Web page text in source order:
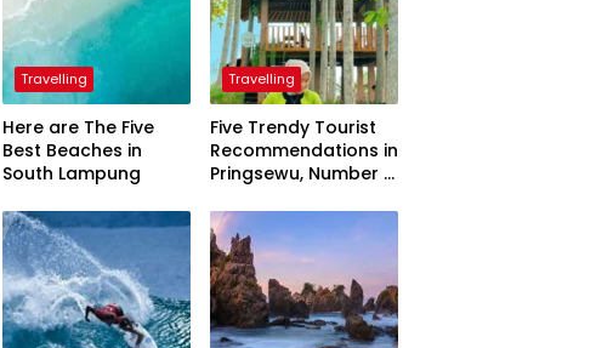
Travelling
Here are The Five
Best Beaches in
South Lampung
Travelling
Five Trendy Tourist
Recommendations in
Pringsewu, Number 3
President